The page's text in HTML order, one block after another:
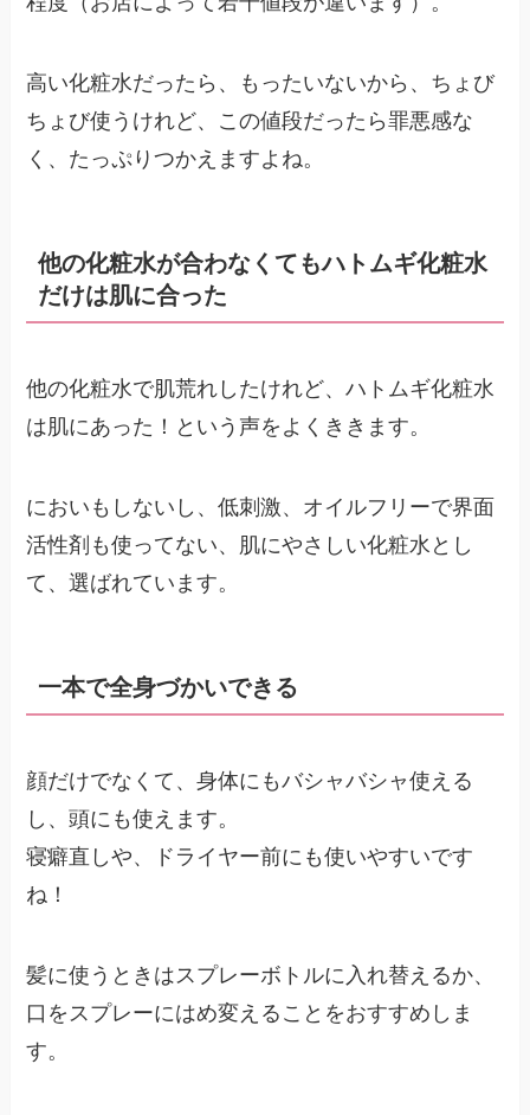
高い化粧水だったら、もったいないから、ちょび
ちょび使うけれど、この値段だったら罪悪感な
く、たっぷりつかえますよね。
他の化粧水が合わなくてもハトムギ化粧水
だけは肌に合った
他の化粧水で肌荒れしたけれど、ハトムギ化粧水
は肌にあった！という声をよくききます。
においもしないし、低刺激、オイルフリーで界面
活性剤も使ってない、肌にやさしい化粧水とし
て、選ばれています。
一本で全身づかいできる
顔だけでなくて、身体にもバシャバシャ使える
し、頭にも使えます。
寝癖直しや、ドライヤー前にも使いやすいです
ね！
髪に使うときはスプレーボトルに入れ替えるか、
口をスプレーにはめ変えることをおすすめしま
す。